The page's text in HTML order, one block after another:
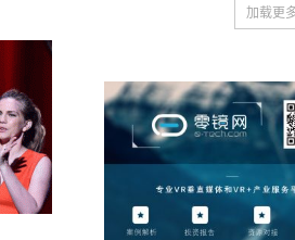
加载更